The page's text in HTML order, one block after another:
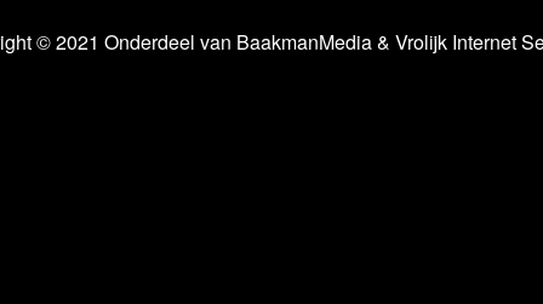
© 2021 Onderdeel van BaakmanMedia& Vrolijk Internet